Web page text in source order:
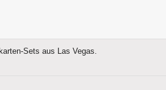
Sets aus Las Vegas.